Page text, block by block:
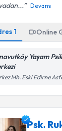
Devamı
1 Online
Yaşam
Mh. Eski Edirne
Psk.